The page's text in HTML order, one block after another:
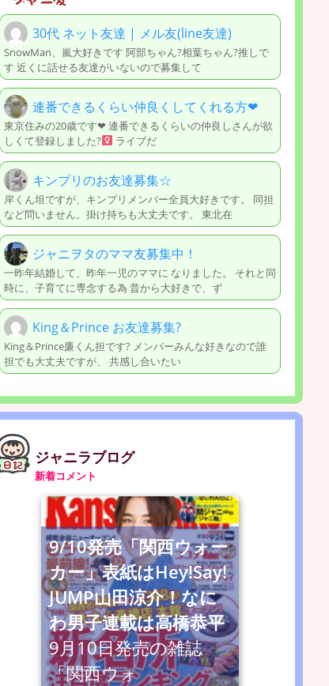
30代 ネット友達 | メル友(line友達)
SnowMan、嵐大好きです 阿部ちゃん?相葉ちゃん?推しで
す 近くに話せる友達がいないので募集して
連番できるくらい仲良くしてくれる方‪‪❤︎‬
東京住みの20歳です‪‪❤︎‬ 連番できるくらいの仲良しさんが欲
しくて登録しました?‍
ライブだ
キンプリのお友達募集☆
岸くん坦ですが、キンプリメンバー全員大好きです。 同担
など問いません。掛け持ちも大丈夫です。 東北在
ジャニヲタのママ友募集中！
一昨年結婚して、昨年一児のママに なりました。 それと同
時に、子育てに専念する為 昔から大好きで、ず
King＆Prince お友達募集?
King＆Prince廉くん担です? メンバーみんな好きなので誰
担でも大丈夫ですが、 共感し合いたい
ジャニラブログ
新着コメント
9/10発売「関西ウォー
カー」表紙はHey!Say!
JUMP山田涼介！なに
わ男子連載は高橋恭平
9月10日発売の雑誌
「関西ウォ